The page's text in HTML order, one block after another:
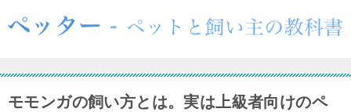
モモンガの飼い方とは。実は上級者向けのペ